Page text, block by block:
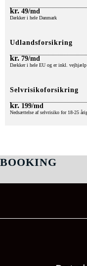
kr.49/md
Dækker i hele Danmark
Udlandsforsikring
kr.79/md
Dækker i hele EU og er inkl.
Selvrisikoforsikring
kr.199/md
Nedsættelse af selvrisiko for 18-25
BOOKING